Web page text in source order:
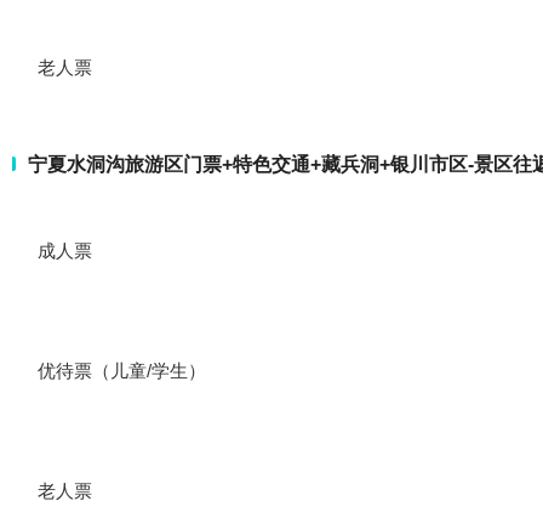
老人票
宁夏水洞沟旅游区门票+特色交通+藏兵洞+银川市区-景区往
成人票
优待票（儿童/学生）
老人票